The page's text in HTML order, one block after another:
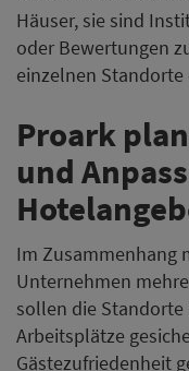
Häuser, sie sind
oder Bewertungen
einzelnen
Proark
und
Im Zusammenhang
Unternehmen
sollen die Standorte
Arbeitsplätze
Gästezufriedenheit